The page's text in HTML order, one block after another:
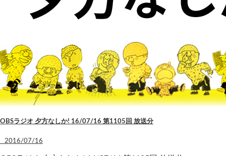
OBSラジオ 夕方なしか! 16/07/16 第1105回 放送分
2016/07/16